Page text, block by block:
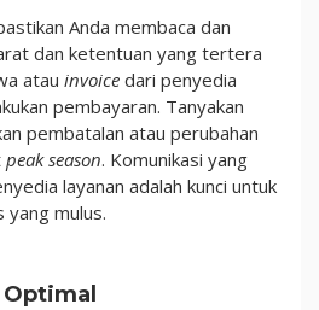
Anda membaca dan
dan ketentuan yang tertera
atau invoice dari penyedia
pembayaran. Tanyakan
pembatalan atau perubahan
peak season. Komunikasi yang
layanan adalah kunci untuk
yang mulus.